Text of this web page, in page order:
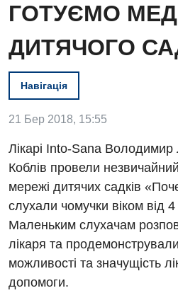
Вакансії
Заходи БПР
Інтернатура
Енциклопедія
Програма лояльності
Відгуки
Діагностика
Ангіографічні дослідження
Діагностичне відділення
Ендоскопічне відділення
Інструментальна діагностика
Комп’ютерна томографія
Магнітно-резонансна
Відділ госпіталізації
Відділення кардіосудинної
Відділення невідкладних
Відділення інтенсивної терапії
Гінекологічне відділення
ГОТУЄМО
ДИТЯЧОГО
Навігація
21 Бер 2018, 15:55
Лікарі Into-Sana
Коблів провели
мережі дитячих садків
слухали чомучки віком від 4
Маленьким слухачам
лікаря та продемонстрували
можливості та значущість
допомоги.